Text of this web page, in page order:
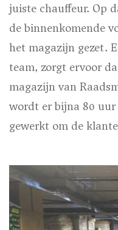
juiste chauffeur. Op
de binnenkomende
het magazijn gezet.
team, zorgt ervoor
magazijn van
wordt er bijna 80
gewerkt om de